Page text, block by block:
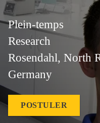
Plein-temps
Research
Rosendahl, North
Germany
POSTULER